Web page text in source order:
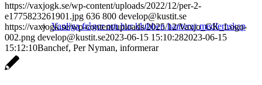
Vanliga frågor om hur klubben hanterar medlemskap
https://vaxjogk.se/wp-content/uploads/2022/12/per-2-
e1775823261901.jpg 636 800 develop@kustit.se
https://vaxjogk.se/wp-content/uploads/2025/12/Vaxjo_GK_Logo-
002.png develop@kustit.se2023-06-15 15:10:282023-06-15
15:12:10Banchef, Per Nyman, informerar